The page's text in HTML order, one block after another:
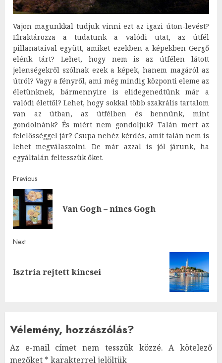
Vajon magunkkal tudjuk vinni ezt az igazi úton-levést?
Elraktározza a tudatunk a valódi utat, az útfél
pillanataival együtt, amiket ezekben a képekben Gergő
elénk tárt? Lehet, hogy nem is az útfélen látott
jelenségekről szólnak ezek a képek, hanem magáról az
útról? Vagy a fényről, ami még mindig központi eleme az
életünknek, bármennyire is elidegenedtünk már a
valódi élettől? Lehet, hogy sokkal több szakrális tartalom
van az útban, az útfélben és bennünk, mint
gondolnánk? És miért nem gondoljuk? Talán mert az
felelősséggel jár? Csupa nehéz kérdés, amit talán nem is
lehet megválaszolni. De már azzal is jól járunk, ha
egyáltalán feltesszük őket.
Post
navigation
Previous
Van Gogh – nincs Gogh
Next
Next
Isztria rejtett kincsei
Vélemény, hozzászólás?
Az e-mail címet nem tesszük közzé. A kötelező
mezőket * karakterrel jelöltük